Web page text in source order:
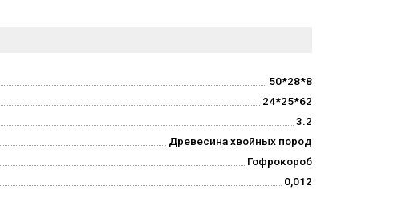
50*28*8
24*25*62
3.2
Древесина хвойных пород
Гофрокороб
0,012